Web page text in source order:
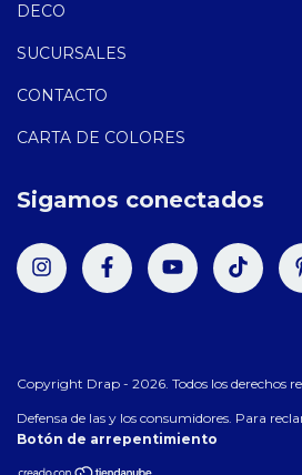
DECO
SUCURSALES
CONTACTO
CARTA DE COLORES
Sigamos conectados
Copyright Drap - 2026. Todos los derechos
Defensa de las y los consumidores. Para
Botón de arrepentimiento